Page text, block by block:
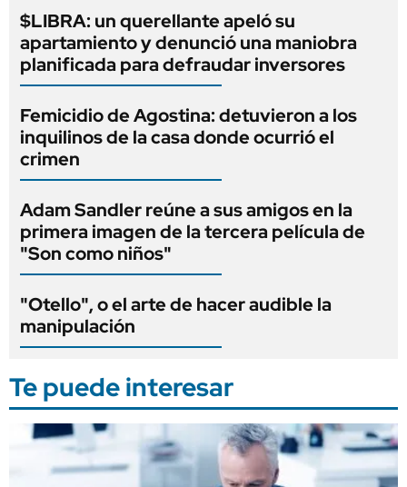
$LIBRA: un querellante apeló su
apartamiento y denunció una maniobra
planificada para defraudar inversores
Femicidio de Agostina: detuvieron a los
inquilinos de la casa donde ocurrió el
crimen
Adam Sandler reúne a sus amigos en la
primera imagen de la tercera película de
"Son como niños"
"Otello", o el arte de hacer audible la
manipulación
Te puede interesar